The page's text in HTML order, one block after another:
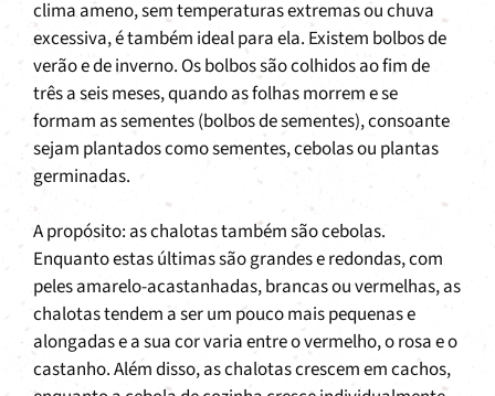
clima ameno, sem temperaturas extremas ou chuva
excessiva, é também ideal para ela. Existem bolbos de
verão e de inverno. Os bolbos são colhidos ao fim de
três a seis meses, quando as folhas morrem e se
formam as sementes (bolbos de sementes), consoante
sejam plantados como sementes, cebolas ou plantas
germinadas.
A propósito: as chalotas também são cebolas.
Enquanto estas últimas são grandes e redondas, com
peles amarelo-acastanhadas, brancas ou vermelhas, as
chalotas tendem a ser um pouco mais pequenas e
alongadas e a sua cor varia entre o vermelho, o rosa e o
castanho. Além disso, as chalotas crescem em cachos,